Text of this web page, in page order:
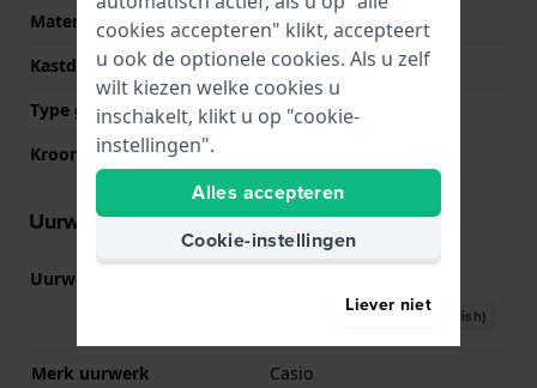
Materiaal kastdeksel
Roestvrij staal
Kastdeksel
Gedicht met schroefjes
Type glas
Mineraal
Kroon
Uurwerk informatie
Uurwerk nr.
Download handboek (English)
Merk uurwerk
Casio
cookies accepteren" klikt, accepteert
u ook de optionele cookies. Als u zelf
wilt kiezen welke cookies u
inschakelt, klikt u op "cookie-
instellingen".
Alles accepteren
Cookie-instellingen
Liever niet